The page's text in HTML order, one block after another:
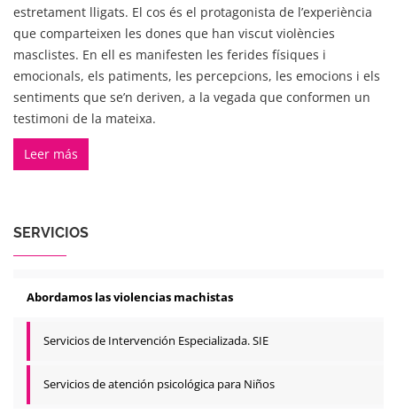
SERVICIOS
Abordamos las violencias machistas
Servicios de Intervención Especializada. SIE
Servicios de atención psicológica para Niños
estretament lligats. El cos és el protagonista de l’experiència
que comparteixen les dones que han viscut violències
masclistes. En ell es manifesten les ferides físiques i
emocionals, els patiments, les percepcions, les emocions i els
sentiments que se’n deriven, a la vegada que conformen un
testimoni de la mateixa.
Leer más